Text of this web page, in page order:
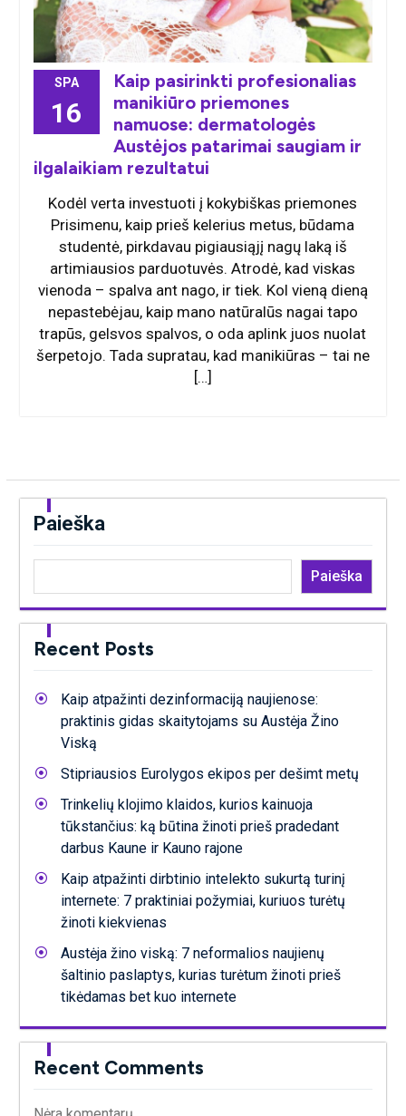
SPA
16
Kaip pasirinkti profesionalias
manikiūro priemones
namuose: dermatologės
Austėjos patarimai saugiam ir
ilgalaikiam rezultatui
Kodėl verta investuoti į kokybiškas priemones
Prisimenu, kaip prieš kelerius metus, būdama
studentė, pirkdavau pigiausiąjį nagų laką iš
artimiausios parduotuvės. Atrodė, kad viskas
vienoda – spalva ant nago, ir tiek. Kol vieną dieną
nepastebėjau, kaip mano natūralūs nagai tapo
trapūs, gelsvos spalvos, o oda aplink juos nuolat
šerpetojo. Tada supratau, kad manikiūras – tai ne
[…]
Paieška
Paieška
Recent Posts
Kaip atpažinti dezinformaciją naujienose:
praktinis gidas skaitytojams su Austėja Žino
Viską
Stipriausios Eurolygos ekipos per dešimt metų
Trinkelių klojimo klaidos, kurios kainuoja
tūkstančius: ką būtina žinoti prieš pradedant
darbus Kaune ir Kauno rajone
Kaip atpažinti dirbtinio intelekto sukurtą turinį
internete: 7 praktiniai požymiai, kuriuos turėtų
žinoti kiekvienas
Austėja žino viską: 7 neformalios naujienų
šaltinio paslaptys, kurias turėtum žinoti prieš
tikėdamas bet kuo internete
Recent Comments